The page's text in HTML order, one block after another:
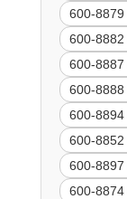
600-8879
600-8882
600-8887
600-8888
600-8894
600-8852
600-8897
600-8874